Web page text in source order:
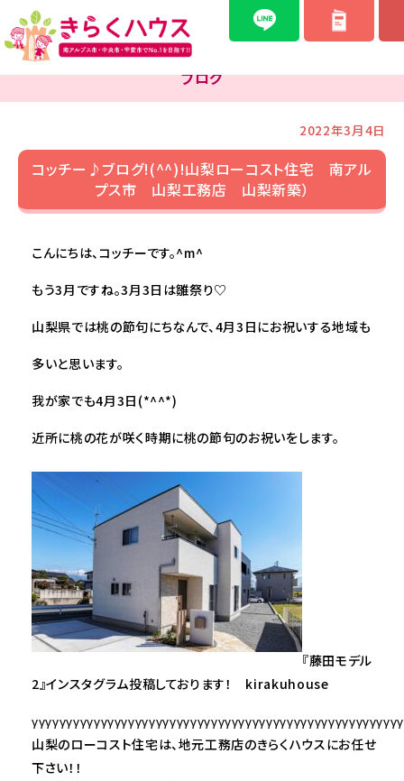
ブログ
2022年3月4日
コッチー♪ブログ!(^^)!山梨ローコスト住宅 南アル
プス市 山梨工務店 山梨新築）
こんにちは、コッチーです。^m^
もう3月ですね。3月3日は雛祭り♡
山梨県では桃の節句にちなんで、4月3日にお祝いする地域も
多いと思います。
我が家でも4月3日(*^^*)
近所に桃の花が咲く時期に桃の節句のお祝いをします。
『藤田モデル
2』インスタグラム投稿しております！ kirakuhouse
山梨のローコスト住宅は、地元工務店のきらくハウスにお任せ
下さい！！